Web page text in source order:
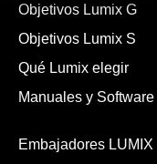
Objetivos Lumix G
Objetivos Lumix S
Qué Lumix elegir
Manuales y Software
Embajadores LUMIX